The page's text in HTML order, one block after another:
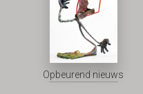
Opbeurend nieuws